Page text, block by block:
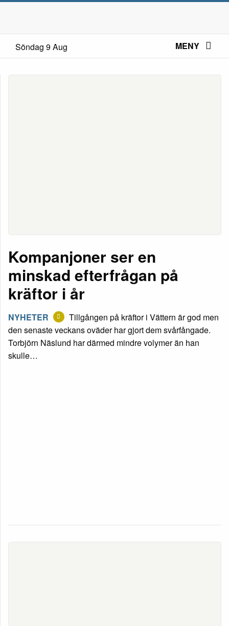
Söndag 9 Aug MENY
Kompanjoner ser en
minskad efterfrågan på
kräftor i år
NYHETER
Tillgången på kräftor i Vättern är god men
den senaste veckans oväder har gjort dem svårfångade.
Torbjörn Näslund har därmed mindre volymer än han
skulle…